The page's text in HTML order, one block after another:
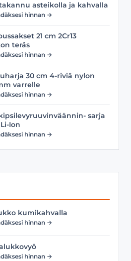
asteikolla ja kahvalla
hinnan →
21 cm 2Cr13
teräs
hinnan →
30 cm 4-riviä nylon
varrelle
hinnan →
sarja
Ion
hinnan →
kumikahvalla
hinnan →
hinnan →